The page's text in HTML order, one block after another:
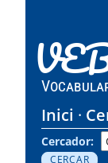
Inici
Cercador: